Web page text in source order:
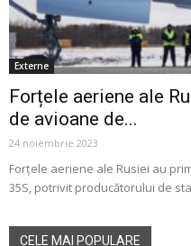
Externe
Forțele aeriene ale
de avioane de...
24 noiembrie 2023
Forțele aeriene ale Rusiei au
35S, potrivit producătorului de
CELE MAI POPULARE